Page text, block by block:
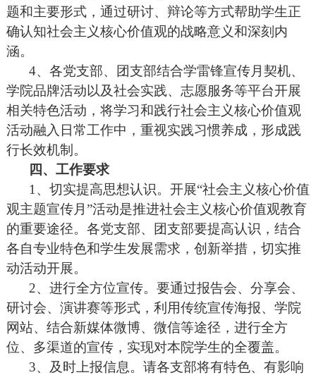
题和主要形式，通过研讨、辩论等方式帮助学生正
确认知社会主义核心价值观的战略意义和深刻内
涵。
4、各党支部、团支部结合学雷锋宣传月契机、
学院品牌活动以及社会实践、志愿服务等平台开展
相关特色活动，将学习和践行社会主义核心价值观
活动融入日常工作中，重视实践习惯养成，形成践
行长效机制。
四、工作要求
1 、切实提高思想认识。开展“社会主义核心价值
观主题宣传月”活动是推进社会主义核心价值观教育
的重要途径。各党支部、团支部要提高认识，结合
各自专业特色和学生发展需求，创新举措，切实推
动活动开展。
2、进行全方位宣传。要通过报告会、分享会、
研讨会、演讲赛等形式，利用传统宣传海报、学院
网站、结合新媒体微博、微信等途径，进行全方
位、多渠道的宣传，实现对本院学生的全覆盖。
3、及时上报信息。请各支部将有特色、有影响